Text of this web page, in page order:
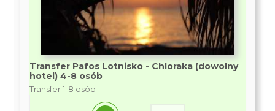
Transfer Pafos Lotnisko - Chloraka (dowolny
hotel) 4-8 osób
Transfer 1-8 osób